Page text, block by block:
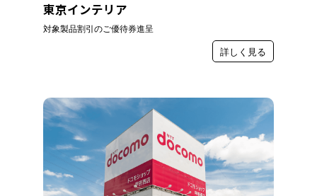
東京インテリア
対象製品割引のご優待券進呈
詳しく見る